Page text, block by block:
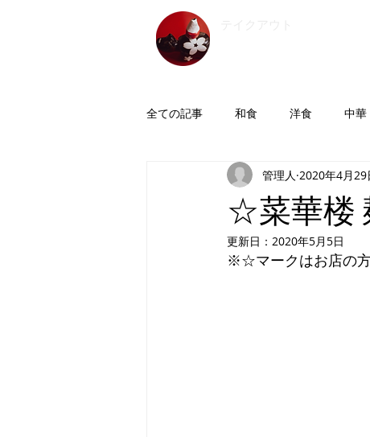
全ての記事 和食 洋食 中華
☆菜華楼
管理人 2020年4月29
更新日： 2020年5月5日
※☆マークはお店の